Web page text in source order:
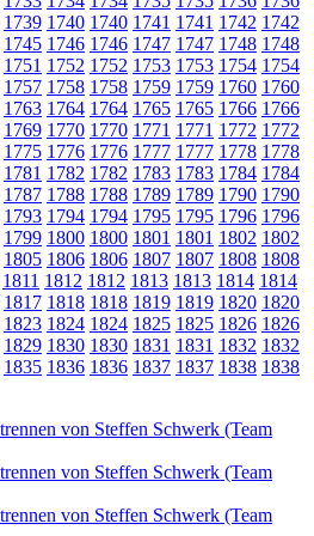
1739 1740 1740 1741 1741 1742 1742
1745 1746 1746 1747 1747 1748 1748
1751 1752 1752 1753 1753 1754 1754
1757 1758 1758 1759 1759 1760 1760
1763 1764 1764 1765 1765 1766 1766
1769 1770 1770 1771 1771 1772 1772
1775 1776 1776 1777 1777 1778 1778
1781 1782 1782 1783 1783 1784 1784
1787 1788 1788 1789 1789 1790 1790
1793 1794 1794 1795 1795 1796 1796
1799 1800 1800 1801 1801 1802 1802
1805 1806 1806 1807 1807 1808 1808
1811 1812 1812 1813 1813 1814 1814
1817 1818 1818 1819 1819 1820 1820
1823 1824 1824 1825 1825 1826 1826
1829 1830 1830 1831 1831 1832 1832
1835 1836 1836 1837 1837 1838 1838